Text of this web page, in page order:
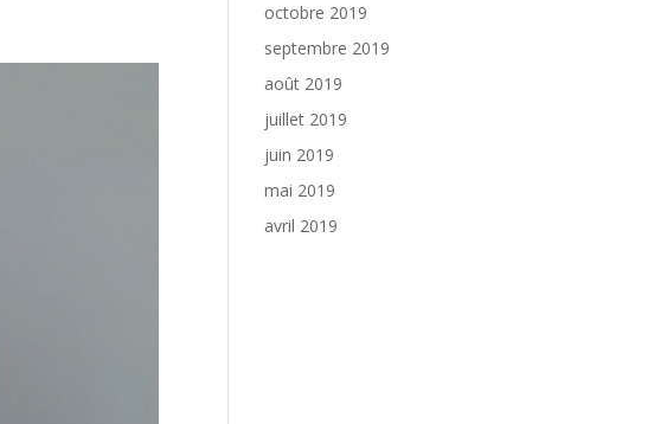
octobre 2019
septembre 2019
août 2019
juillet 2019
juin 2019
mai 2019
avril 2019